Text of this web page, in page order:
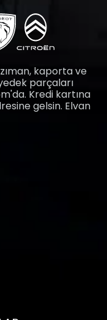
kaporta ve
parçaları
Kredi kartına
gelsin. Elvan